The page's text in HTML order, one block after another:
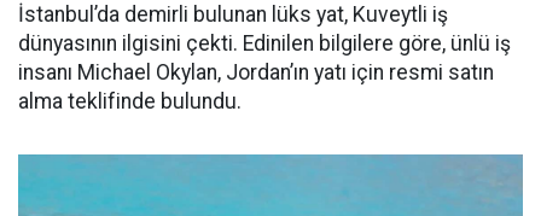
İstanbul’da demirli bulunan lüks yat, Kuveytli iş
dünyasının ilgisini çekti. Edinilen bilgilere göre, ünlü iş
insanı Michael Okylan, Jordan’ın yatı için resmi satın
alma teklifinde bulundu.